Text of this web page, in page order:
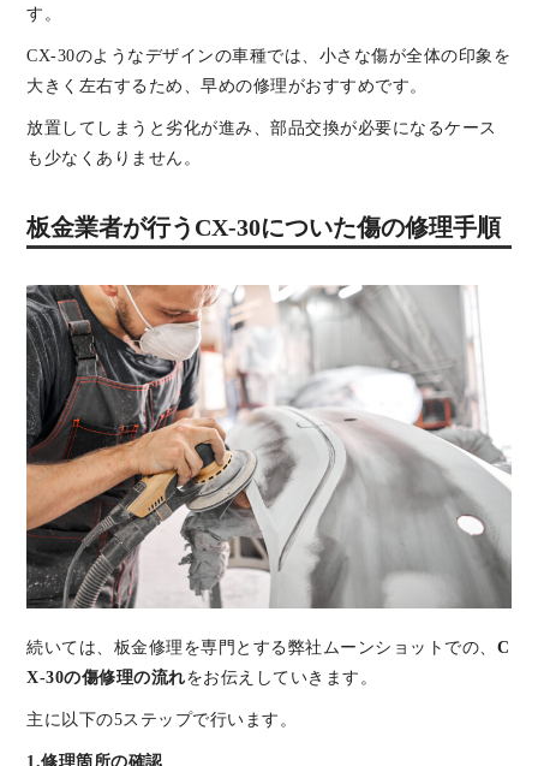
す。
CX-30のようなデザインの車種では、小さな傷が全体の印象を
大きく左右するため、早めの修理がおすすめです。
放置してしまうと劣化が進み、部品交換が必要になるケース
も少なくありません。
板金業者が行うCX-30についた傷の修理手順
続いては、板金修理を専門とする弊社ムーンショットでの、 C
X-30の傷修理の流れをお伝えしていきます。
主に以下の5ステップで行います。
1.修理箇所の確認